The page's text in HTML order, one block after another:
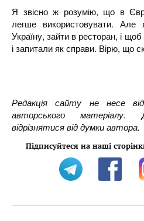
Я звісно ж розумію, що в
легше використовувати.
Україну, зайти в ресторан, і
і запитали як справи. Вірю, що
Редакція сайту не несе
авторського матеріалу.
відрізнятися від думки автора.
Підписуйтеся на наші